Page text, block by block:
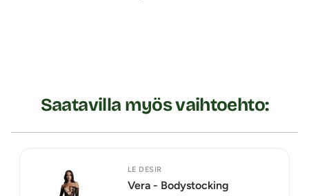
Saatavilla myös vaihtoehto:
LE DESIR
Vera - Bodystocking